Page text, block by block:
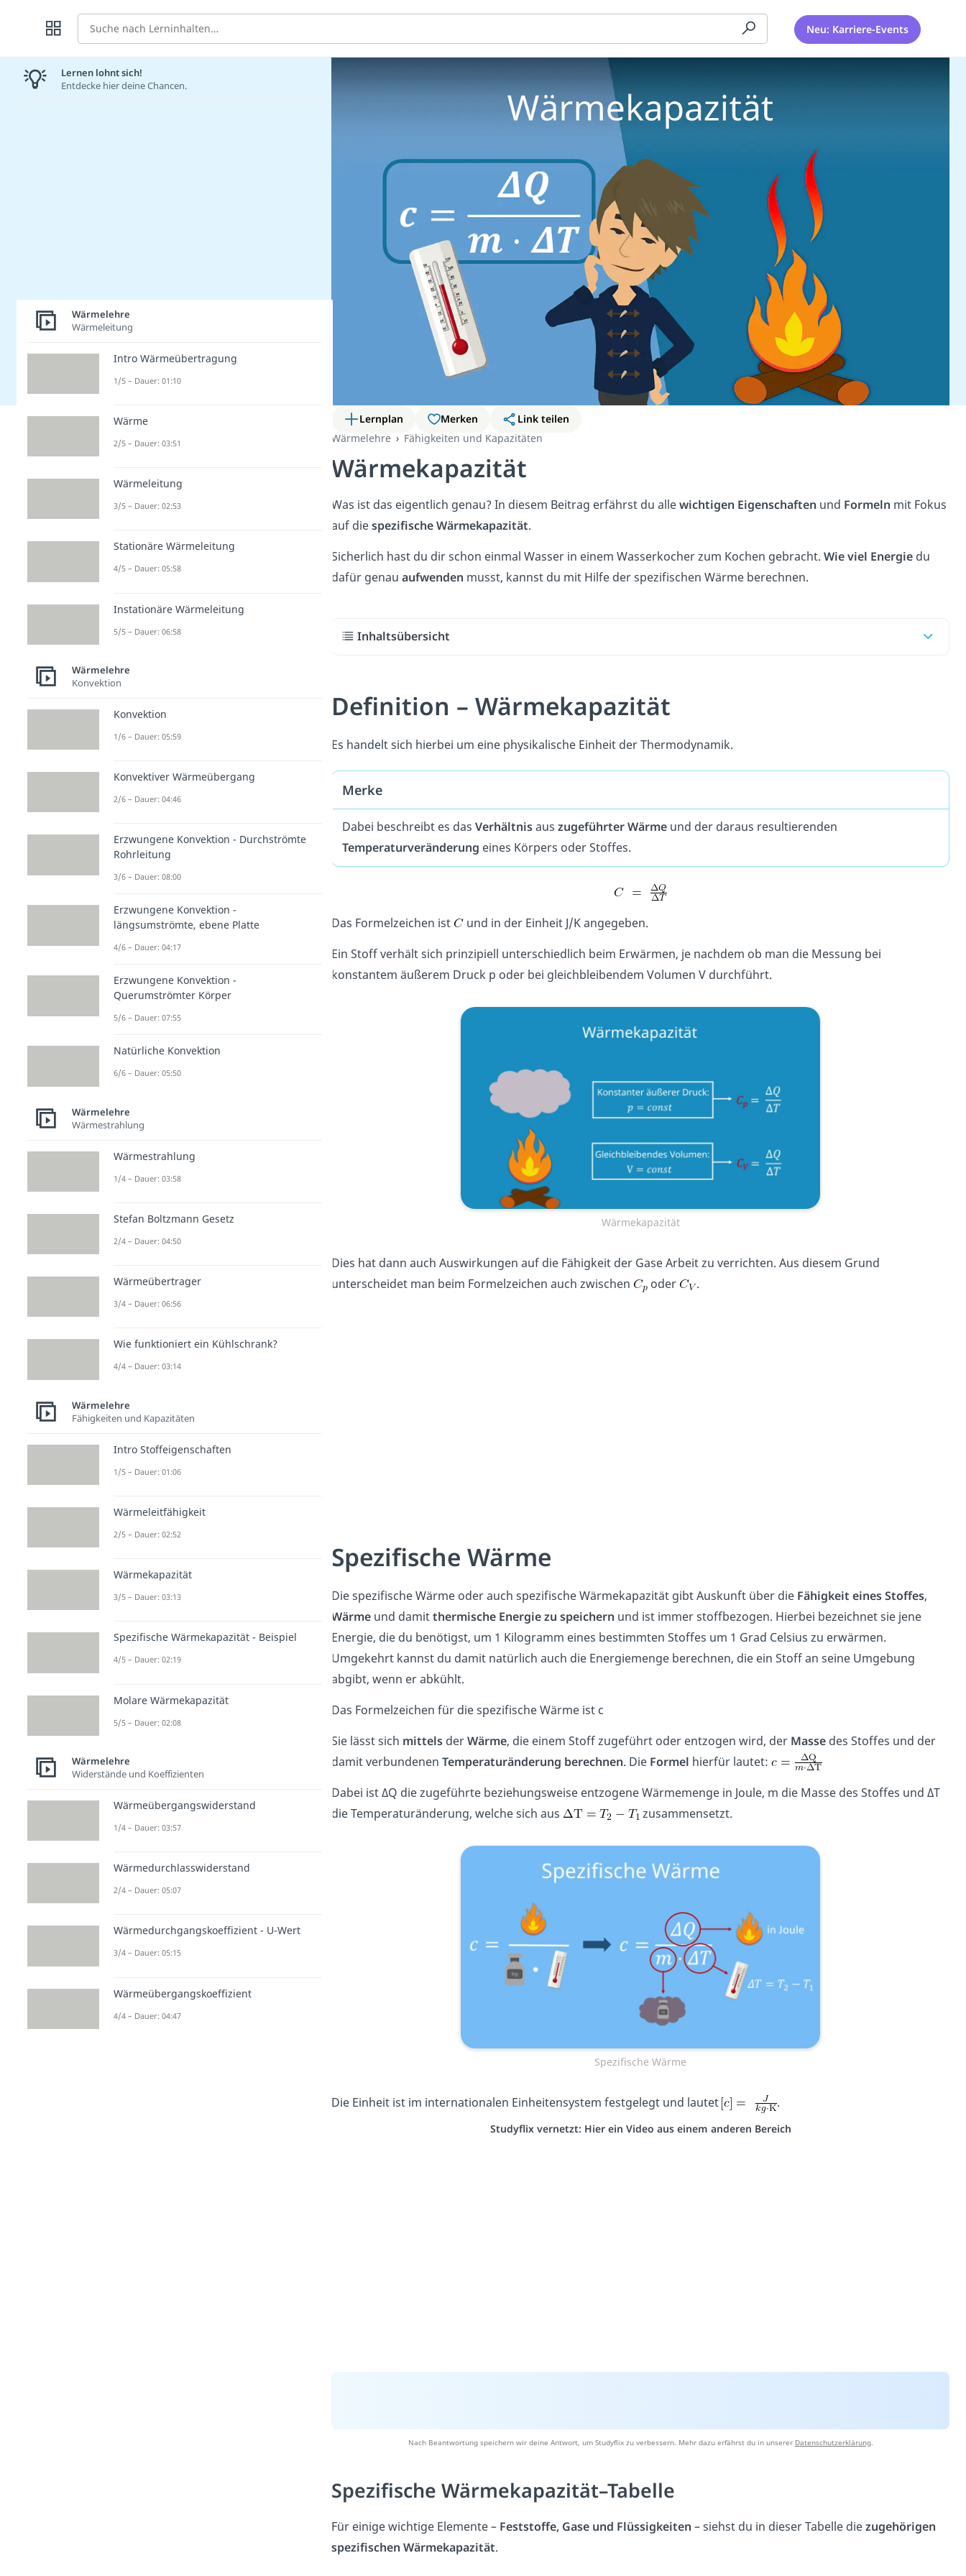
Suche Neu: Karriere-Events
Lernplan Merken
Link teilen
Wärmelehre
Fähigkeiten und Kapazitäten
Wärmekapazität
Was ist das eigentlich genau? In diesem Beitrag erfährst du allewichtigen Eigenschaften und Formeln mit Fokus
auf diespezifische Wärmekapazität.
Sicherlich hast du dir schon einmal Wasser in einem Wasserkocher zum Kochen gebracht. Wie viel Energie du
dafür genau aufwenden musst, kannst du mit Hilfe der spezifischen Wärme berechnen.
Inhaltsübersicht
Definition – Wärmekapazität
Es handelt sich hierbei um eine physikalische Einheit der Thermodynamik.
Merke
Dabei beschreibt es das Verhältnisaus zugeführter Wärme und der daraus resultierenden
Temperaturveränderung eines Körpers oder Stoffes.
Das Formelzeichen ist
und in der Einheit J/K angegeben.
Ein Stoff verhält sich prinzipiell unterschiedlich beim Erwärmen, je nachdem ob man die Messung bei
konstantem äußerem Druck p oder bei gleichbleibendem Volumen V durchführt.
Wärmekapazität
Dies hat dann auch Auswirkungen auf die Fähigkeit der Gase Arbeit zu verrichten. Aus diesem Grund
unterscheidet man beim Formelzeichen auch zwischen
oder .
Spezifische Wärme
Die spezifische Wärme oder auch spezifische Wärmekapazität gibt Auskunft über die Fähigkeit eines Stoffes,
Wärme und damitthermische Energie zu speichern und ist immer stoffbezogen. Hierbei bezeichnet sie jene
Energie, die du benötigst, um 1 Kilogramm eines bestimmten Stoffes um 1 Grad Celsius zu erwärmen.
Umgekehrt kannst du damit natürlich auch die Energiemenge berechnen, die ein Stoff an seine Umgebung
abgibt, wenn er abkühlt.
Das Formelzeichen für die spezifische Wärme ist c
Sie lässt sich mittels derWärme, die einem Stoff zugeführt oder entzogen wird, der Masse des Stoffes und der
damit verbundenen Temperaturänderung berechnen. Die Formel hierfür lautet:
Dabei ist ΔQ die zugeführte beziehungsweise entzogene Wärmemenge in Joule, m die Masse des Stoffes und ΔT
die Temperaturänderung, welche sich aus
zusammensetzt.
Spezifische Wärme
Die Einheit ist im internationalen Einheitensystem festgelegt und lautet .
Studyflix vernetzt: Hier ein Video aus einem anderen Bereich
Nach Beantwortung speichern wir deine Antwort, um Studyflix zu verbessern. Mehr dazu erfährst du in unserer Datenschutzerklärung.
Spezifische Wärmekapazität–Tabelle
Für einige wichtige Elemente – Feststoffe, Gase und Flüssigkeiten – siehst du in dieser Tabelle diezugehörigen
spezifischen Wärmekapazität.
Lernen lohnt sich!
Entdecke hier deine Chancen.
Wärmelehre
Wärmeleitung
Intro Wärmeübertragung
1/5 – Dauer: 01:10
Wärme
2/5 – Dauer: 03:51
Wärmeleitung
3/5 – Dauer: 02:53
Stationäre Wärmeleitung
4/5 – Dauer: 05:58
Instationäre Wärmeleitung
5/5 – Dauer: 06:58
Wärmelehre
Konvektion
Konvektion
1/6 – Dauer: 05:59
Konvektiver Wärmeübergang
2/6 – Dauer: 04:46
Erzwungene Konvektion - Durchströmte
Rohrleitung
3/6 – Dauer: 08:00
Erzwungene Konvektion -
längsumströmte, ebene Platte
4/6 – Dauer: 04:17
Erzwungene Konvektion -
Querumströmter Körper
5/6 – Dauer: 07:55
Natürliche Konvektion
6/6 – Dauer: 05:50
Wärmelehre
Wärmestrahlung
Wärmestrahlung
1/4 – Dauer: 03:58
Stefan Boltzmann Gesetz
2/4 – Dauer: 04:50
Wärmeübertrager
3/4 – Dauer: 06:56
Wie funktioniert ein Kühlschrank?
4/4 – Dauer: 03:14
Wärmelehre
Fähigkeiten und Kapazitäten
Intro Stoffeigenschaften
1/5 – Dauer: 01:06
Wärmeleitfähigkeit
2/5 – Dauer: 02:52
Wärmekapazität
3/5 – Dauer: 03:13
Spezifische Wärmekapazität - Beispiel
4/5 – Dauer: 02:19
Molare Wärmekapazität
5/5 – Dauer: 02:08
Wärmelehre
Widerstände und Koeffizienten
Wärmeübergangswiderstand
1/4 – Dauer: 03:57
Wärmedurchlasswiderstand
2/4 – Dauer: 05:07
Wärmedurchgangskoeffizient - U-Wert
3/4 – Dauer: 05:15
Wärmeübergangskoeffizient
4/4 – Dauer: 04:47